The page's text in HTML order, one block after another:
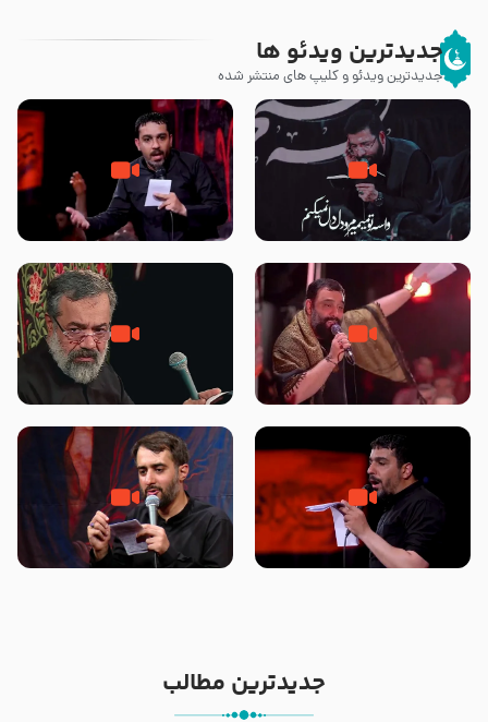
جدیدترین ویدئو ها
جدیدترین ویدئو و کلیپ های منتشر شده
مصداق کربلا – حاج حسین سیب
سرخی
شور ، حسینا! به‌ حق زهرا «أُنْظُرْ
إِلَینا» – عزاداری شب هفتم ماه
جانا جانا ابی عبدالله – کربلایی جواد
مقدم – شب هشتم محرم 1448 –
مادر منم مثل تو خمیدم – حاج
محمود کریمی – شهادت حضرت
هیئت رایة العباس علیه السلام
تک ، عبّاس، صاحب دل‌هاست –
حاج حنیف طاهری – عزاداری شب
من غلام نوکراتم من عاشق کربلاتم
– شور زمینه – شب هفتم – محرم
جدیدترین مطالب